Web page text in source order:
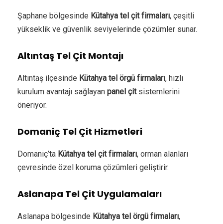
Şaphane bölgesinde Kütahya tel çit firmaları, çeşitli
yükseklik ve güvenlik seviyelerinde çözümler sunar.
Altıntaş Tel Çit Montajı
Altıntaş ilçesinde Kütahya tel örgü firmaları, hızlı
kurulum avantajı sağlayan panel çitsistemlerini
öneriyor.
Domaniç Tel Çit Hizmetleri
Domaniç’ta Kütahya tel çit firmaları, orman alanları
çevresinde özel koruma çözümleri geliştirir.
Aslanapa Tel Çit Uygulamaları
Aslanapa bölgesinde Kütahya tel örgü firmaları,